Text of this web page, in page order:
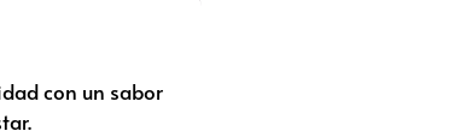
con un sabor